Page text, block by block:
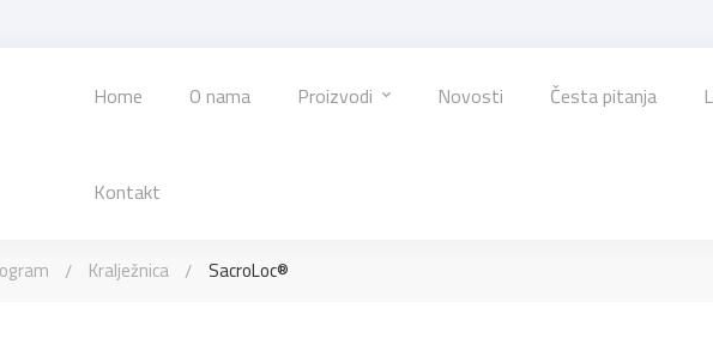
Home O nama Proizvodi Novosti Česta pitanja
Kontakt
Kralježnica SacroLoc®